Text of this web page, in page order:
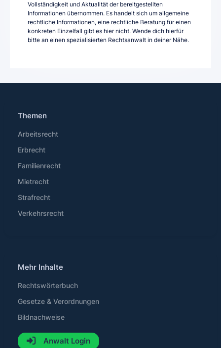
Vollständigkeit und Aktualität der bereitgestellten
Informationen übernommen. Es handelt sich um allgemeine
rechtliche Informationen, eine rechtliche Beratung für einen
konkreten Einzelfall gibt es hier nicht. Wende dich hierfür
bitte an einen spezialisierten Rechtsanwalt in deiner Nähe.
Themen
Arbeitsrecht
Erbrecht
Familienrecht
Mietrecht
Strafrecht
Verkehrsrecht
Mehr Inhalte
Rechtswörterbuch
Gesetze & Verordnungen
Bildnachweise
Anwalt Login